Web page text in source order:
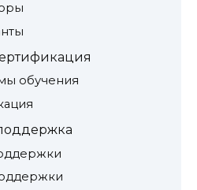
обучения